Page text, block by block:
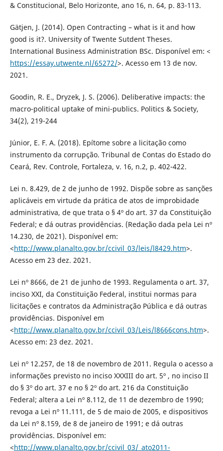
& Constitucional, Belo Horizonte, ano 16, n. 64, p. 83-113.
Gätjen, J. (2014). Open Contracting – what is it and how
good is it?. University of Twente Sutdent Theses.
International Business Administration BSc. Disponível em: <
https://essay.utwente.nl/65272/>. Acesso em 13 de nov.
2021.
Goodin, R. E., Dryzek, J. S. (2006). Deliberative impacts: the
macro-political uptake of mini-publics. Politics & Society,
34(2), 219-244
Júnior, E. F. A. (2018). Epítome sobre a licitação como
instrumento da corrupção. Tribunal de Contas do Estado do
Ceará, Rev. Controle, Fortaleza, v. 16, n.2, p. 402-422.
Lei n. 8.429, de 2 de junho de 1992. Dispõe sobre as sanções
aplicáveis em virtude da prática de atos de improbidade
administrativa, de que trata o § 4º do art. 37 da Constituição
Federal; e dá outras providências. (Redação dada pela Lei nº
14.230, de 2021). Disponível em:
<http://www.planalto.gov.br/ccivil_03/leis/l8429.htm>.
Acesso em 23 dez. 2021.
Lei nº 8666, de 21 de junho de 1993. Regulamenta o art. 37,
inciso XXI, da Constituição Federal, institui normas para
licitações e contratos da Administração Pública e dá outras
providências. Disponível em
<http://www.planalto.gov.br/ccivil_03/Leis/l8666cons.htm>.
Acesso em: 23 dez. 2021.
Lei nº 12.257, de 18 de novembro de 2011. Regula o acesso a
informações previsto no inciso XXXIII do art. 5º , no inciso II
do § 3º do art. 37 e no § 2º do art. 216 da Constituição
Federal; altera a Lei nº 8.112, de 11 de dezembro de 1990;
revoga a Lei nº 11.111, de 5 de maio de 2005, e dispositivos
da Lei nº 8.159, de 8 de janeiro de 1991; e dá outras
providências. Disponível em:
<http://www.planalto.gov.br/ccivil_03/_ato2011-